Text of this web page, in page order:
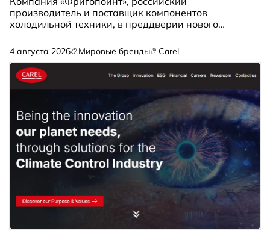
производитель и поставщик компонентов
холодильной техники, в преддверии нового
кафедре Э4 «Холодильная и криогенная техника,
системы кондиционирования и
жизнеобеспечения» МГТУ им. Н.Э. Баумана.
4 августа 2026 Мировые бренды Carel